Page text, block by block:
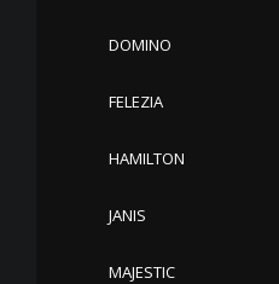
DOMINO
FELEZIA
HAMILTON
JANIS
MAJESTIC